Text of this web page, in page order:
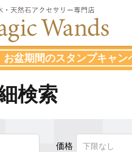
お盆期間のスタンプキャン
検索
価格